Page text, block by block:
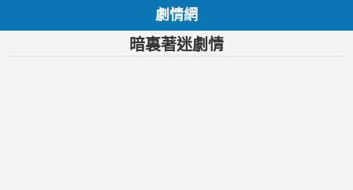
劇情網
暗裏著迷劇情